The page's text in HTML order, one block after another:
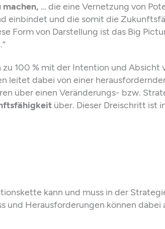
… die eine Vernetzung von
einbindet und die somit die
Form von Darstellung ist das Big
zu 100 % mit der Intention und Absicht
leitet dabei von einer
über einen Veränderungs- bzw.
über. Dieser Dreischritt ist
kann und muss in der
und Herausforderungen können dabei